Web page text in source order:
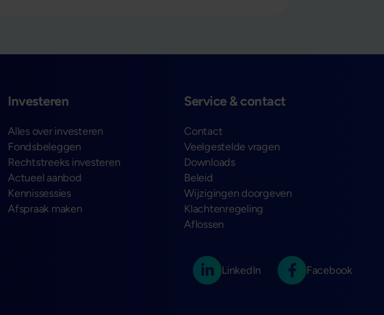
Investeren
Alles over investeren
Fondsbeleggen
Rechtstreeks investeren
Actueel aanbod
Kennissessies
Afspraak maken
Service & contact
Contact
Veelgestelde vragen
Downloads
Beleid
Wijzigingen doorgeven
Klachtenregeling
Aflossen
LinkedIn Facebook